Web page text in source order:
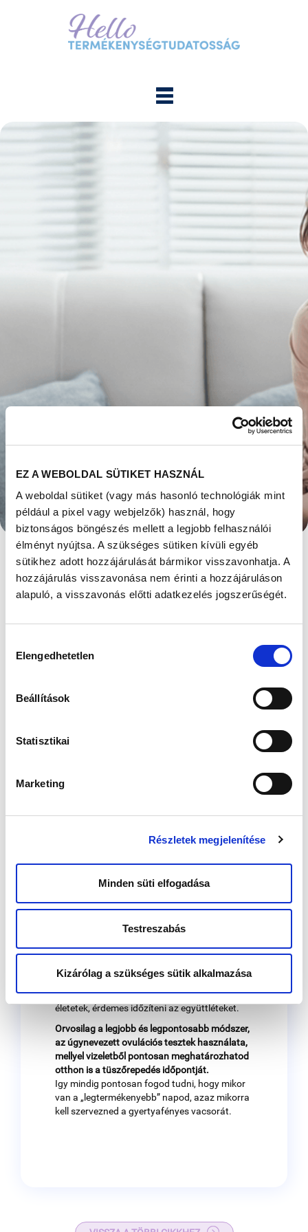
EZ A WEBOLDAL SÜTIKET HASZNÁL
A weboldal sütiket (vagy más hasonló technológiák mint
például a pixel vagy webjelzők) használ, hogy
biztonságos böngészés mellett a legjobb felhasználói
élményt nyújtsa. A szükséges sütiken kívüli egyéb
sütikhez adott hozzájárulását bármikor visszavonhatja. A
hozzájárulás visszavonása nem érinti a hozzájáruláson
alapuló, a visszavonás előtti adatkezelés jogszerűségét.
kiválasztása
Elengedhetetlen
Beállítások
Statisztikai
Marketing
Részletek megjelenítése
Minden süti elfogadása
Testreszabás
Kizárólag a szükséges sütik alkalmazása
HA 28 NAPOS A
CIKLUSOM ÉS
PONTOS – MIKOR
VAGYOK A
LEGTERMÉKENYEBB?
adott hónapban, ez lesz a te legtermékenyebb
A spermiumok tehát átlagosan 3-5 napon át
hogy megtermékenyüljön.
a tüszőrepedés időszakában minden nap
spermiumot a „megfelelő” napra, sokkal
kétszer próbálkoznak.
Tévhit tehát, hogy a mindennapos szex
minőséget, ezáltal kisebb a várandósság
esélye. Pont az ellenkezője történik, ezért ha
legyetek együtt, de legalább kétnaponta.
Persze ha ennyire nem szuper a szexuális
életetek, érdemes időzíteni az együttléteket.
Orvosilag a legjobb és legpontosabb módszer,
az úgynevezett ovulációs tesztek használata,
mellyel vizeletből pontosan meghatározhatod
otthon is a tüszőrepedés időpontját.
Igy mindig pontosan fogod tudni, hogy mikor
van a „legtermékenyebb” napod, azaz mikorra
kell szervezned a gyertyafényes vacsorát.